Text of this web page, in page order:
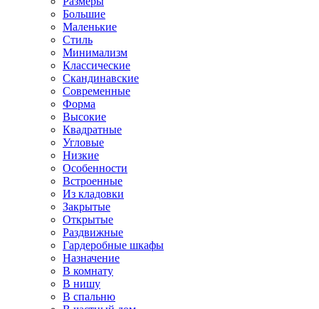
Большие
Маленькие
Стиль
Минимализм
Классические
Скандинавские
Современные
Форма
Высокие
Квадратные
Угловые
Низкие
Особенности
Встроенные
Из кладовки
Закрытые
Открытые
Раздвижные
Гардеробные шкафы
Назначение
В комнату
В нишу
В спальню